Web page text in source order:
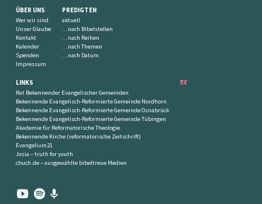
ÜBER UNS
Wer wir sind
Unser Glaube
Kontakt
Kalender
Spenden
Impressum
PREDIGTEN
aktuell
…nach Bibelstellen
…nach Reihen
…nach Themen
…nach Datum
LINKS
Rat Bekennender Evangelischer Gemeinden
Bekennende Evangelisch-Reformierte Gemeinde Nordhorn
Bekennende Evangelisch-Reformierte Gemeinde Osnabrück
Bekennende Evangelisch-Reformierte Gemeinde Tübingen
Akademie für Reformatorische Theologie
Bekennende Kirche (reformatorische Zeitschrift)
Evangelium21
Josia – truth for youth
cbuch.de – ausgewählte bibeltreue Medien